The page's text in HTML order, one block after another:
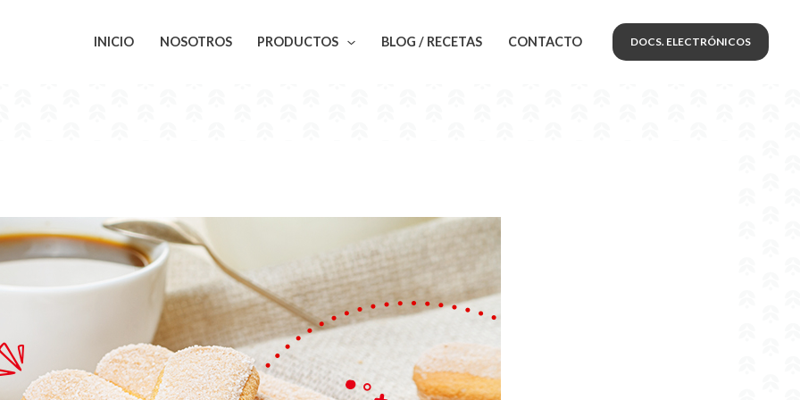
INICIO NOSOTROS PRODUCTOS BLOG / RECETAS CONTACTO DOCS. ELECTRÓNICOS